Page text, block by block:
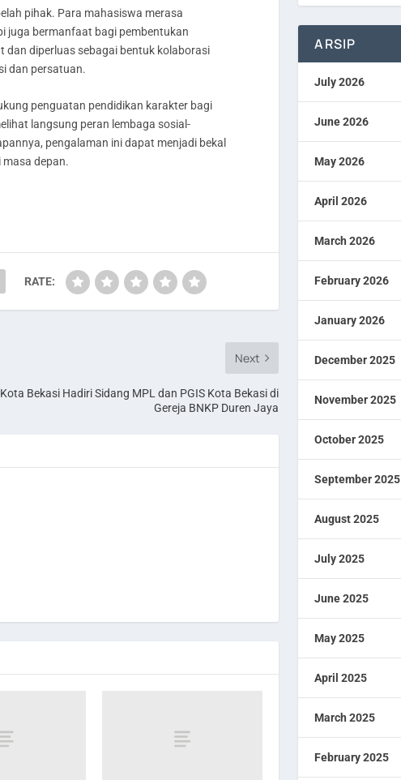
pihak. Para mahasiswa merasa
juga bermanfaat bagi pembentukan
dan diperluas sebagai bentuk kolaborasi
dan persatuan.
penguatan pendidikan karakter bagi
langsung peran lembaga sosial-
pengalaman ini dapat menjadi bekal
depan.
RATE:
Next
Bekasi Hadiri Sidang MPL dan PGIS Kota Bekasi di
Gereja BNKP Duren Jaya
ARSIP
July 2026
June 2026
May 2026
April 2026
March 2026
February 2026
January 2026
December 2025
November 2025
October 2025
September 2025
August 2025
July 2025
June 2025
May 2025
April 2025
March 2025
February 2025